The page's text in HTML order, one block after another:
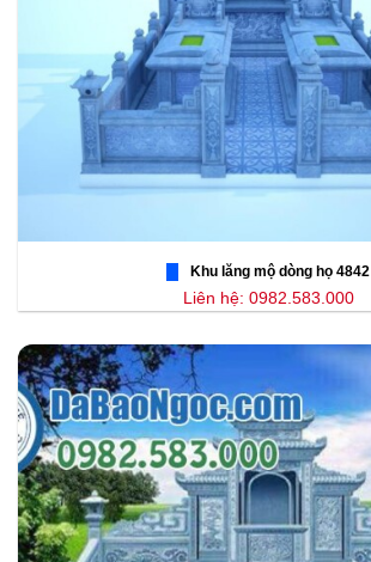
Khu lăng mộ dòng họ 4842
Liên hệ: 0982.583.000